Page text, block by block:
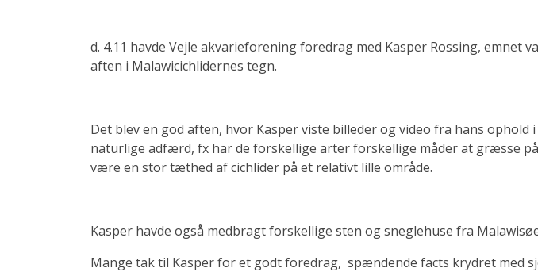
d. 4.11 havde Vejle akvarieforening foredrag med Kasper Rossing, emnet
aften i Malawicichlidernes tegn.
Det blev en god aften, hvor Kasper viste billeder og video fra hans ophold i
naturlige adfærd, fx har de forskellige arter forskellige måder at græsse
være en stor tæthed af cichlider på et relativt lille område.
Kasper havde også medbragt forskellige sten og sneglehuse fra
Mange tak til Kasper for et godt foredrag, spændende facts krydret med